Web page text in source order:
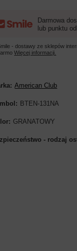
Darmowa
lub punktu
- dostawy ze sklepów
Więcej informacji.
American Club
BTEN-131NA
GRANATOWY
- rodzaj